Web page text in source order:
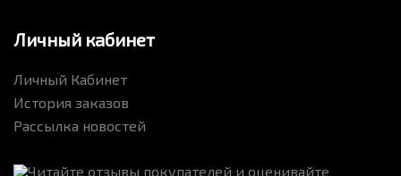
Личный кабинет
Личный Кабинет
История заказов
Рассылка новостей